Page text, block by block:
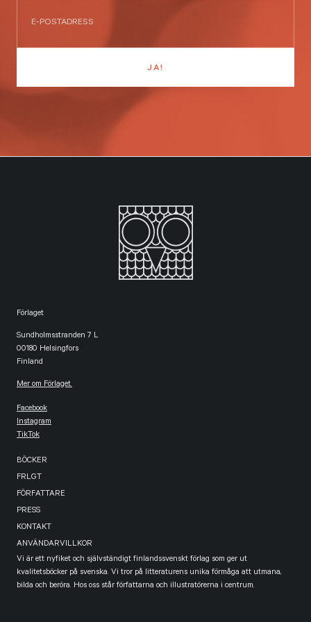
Förlaget
Sundholmsstranden 7 L
00180 Helsingfors
Finland
Mer om Förlaget.
Facebook
Instagram
TikTok
BÖCKER
FRLGT
FÖRFATTARE
PRESS
KONTAKT
ANVÄNDARVILLKOR
Vi är ett nyfiket och självständigt finlandssvenskt förlag som ger ut
kvalitetsböcker på svenska. Vi tror på litteraturens unika förmåga att utmana,
bilda och beröra. Hos oss står författarna och illustratörerna i centrum.